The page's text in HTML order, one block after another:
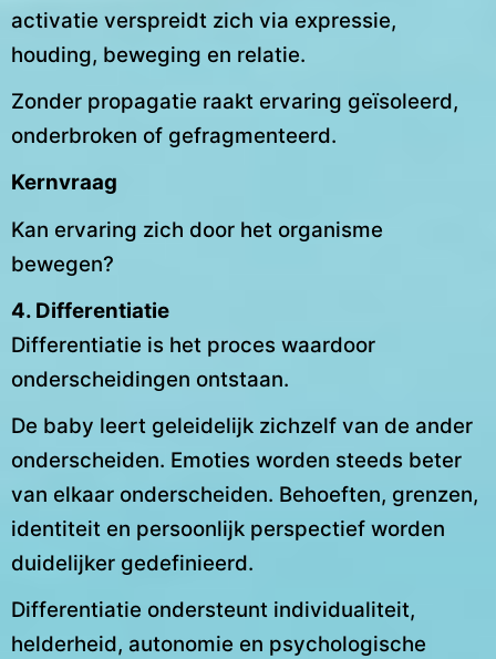
activatie verspreidt zich via expressie,
houding, beweging en relatie.
Zonder propagatie raakt ervaring geïsoleerd,
onderbroken of gefragmenteerd.
Kernvraag
Kan ervaring zich door het organisme
bewegen?
4. Differentiatie
Differentiatie is het proces waardoor
onderscheidingen ontstaan.
De baby leert geleidelijk zichzelf van de ander
onderscheiden. Emoties worden steeds beter
van elkaar onderscheiden. Behoeften, grenzen,
identiteit en persoonlijk perspectief worden
duidelijker gedefinieerd.
Differentiatie ondersteunt individualiteit,
helderheid, autonomie en psychologische